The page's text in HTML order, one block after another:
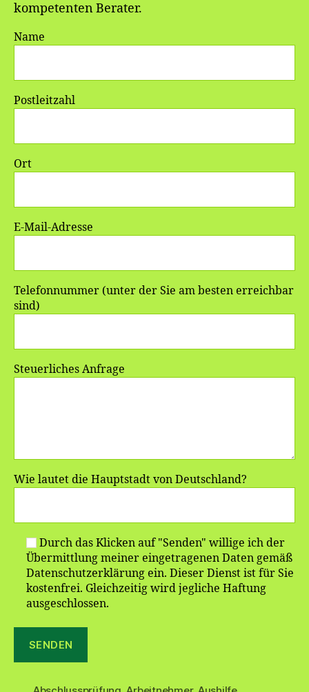
kompetenten Berater.
Name
Postleitzahl
Ort
E-Mail-Adresse
Telefonnummer (unter der Sie am besten erreichbar
sind)
Steuerliches Anfrage
Wie lautet die Hauptstadt von Deutschland?
Durch das Klicken auf "Senden" willige ich der
Übermittlung meiner eingetragenen Daten gemäß
Datenschutzerklärung ein. Dieser Dienst ist für Sie
kostenfrei. Gleichzeitig wird jegliche Haftung
ausgeschlossen.